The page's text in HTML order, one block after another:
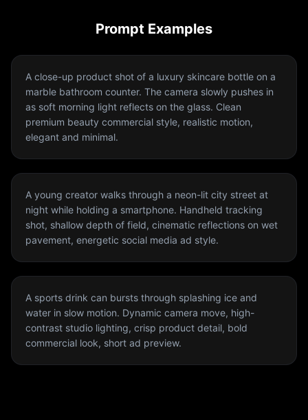
Prompt Examples
A close-up product shot of a luxury skincare bottle on a
marble bathroom counter. The camera slowly pushes in
as soft morning light reflects on the glass. Clean
premium beauty commercial style, realistic motion,
elegant and minimal.
A young creator walks through a neon-lit city street at
night while holding a smartphone. Handheld tracking
shot, shallow depth of field, cinematic reflections on wet
pavement, energetic social media ad style.
A sports drink can bursts through splashing ice and
water in slow motion. Dynamic camera move, high-
contrast studio lighting, crisp product detail, bold
commercial look, short ad preview.